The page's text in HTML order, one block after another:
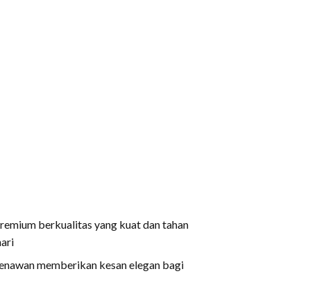
berkualitas yang kuat dan tahan
memberikan kesan elegan bagi